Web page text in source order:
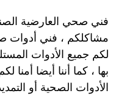
فني صحي العارضية
مشاكلكم ، فني أدوات
لكم جميع الأدوات
بها ، كما أننا أيضا
الأدوات الصحية أو